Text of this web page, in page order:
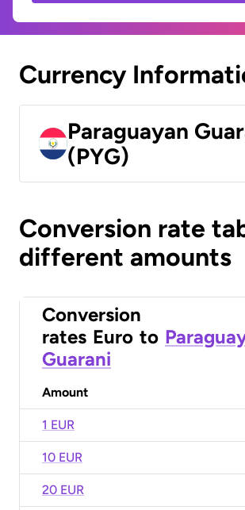
Currency
Paraguayan
(PYG)
Conversion rate
different amounts
Conversion
rates Euro to
Guarani
Amount
1 EUR
10 EUR
20 EUR